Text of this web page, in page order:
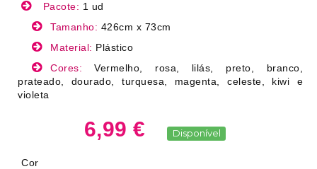
Pacote: 1 ud
Tamanho: 426cm x 73cm
Material: Plástico
Cores:Vermelho, rosa, lilás, preto, branco,
prateado, dourado, turquesa, magenta, celeste, kiwi e
violeta
6,99 € Disponível
Cor